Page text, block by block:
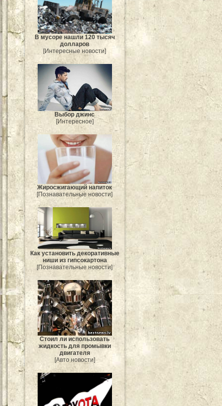
В мусоре нашли 120 тысяч
долларов
[Интересные новости]
Выбор джинс
[Интересное]
Жиросжигающий напиток
[Познавательные новости]
Как установить декоративные
ниши из гипсокартона
[Познавательные новости]
Стоил ли использовать
жидкость для промывки
двигателя
[Авто новости]